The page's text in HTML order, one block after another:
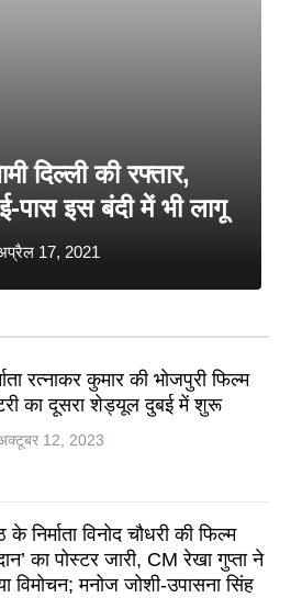
रत्नाकर कुमार की भोजपुरी फिल्म
का दूसरा शेड्यूल दुबई में शुरू
12, 2023
के निर्माता विनोद चौधरी की फिल्म
का पोस्टर जारी, CM रेखा गुप्ता ने
विमोचन; मनोज जोशी-उपासना सिंह
दिल्ली की रफ्तार,
पास इस बंदी में भी लागू
17, 2021